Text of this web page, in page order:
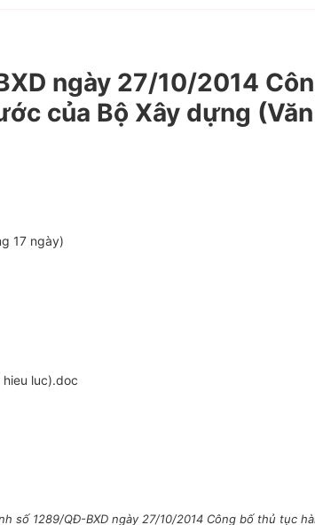
ngày 27/10/2014
của Bộ Xây dựng
17 ngày)
luc).doc
số 1289/QĐ-BXD ngày 27/10/2014 Công bố thủ tục